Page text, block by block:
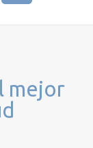
mejor